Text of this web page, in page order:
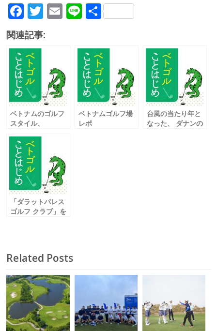
F
ac
e
b
o
o
k
T
itt
E Li 共
関連記事:
ベトナムのゴルフ
スタイル、
いとは？
ベトナムゴルフ場
レポ
台風の当たり年と
なった、 ダナンの
「ダラットパレス
ゴルフ クラブ」を
Related Posts